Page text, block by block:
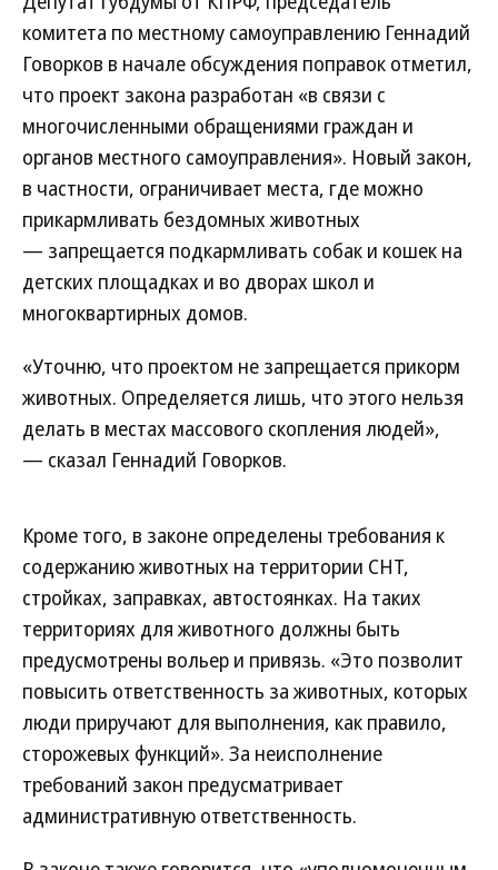
комитета по местному самоуправлению Геннадий
Говорков в начале обсуждения поправок отметил,
что проект закона разработан «в связи с
многочисленными обращениями граждан и
органов местного самоуправления». Новый закон,
в частности, ограничивает места, где можно
прикармливать бездомных животных
— запрещается подкармливать собак и кошек на
детских площадках и во дворах школ и
многоквартирных домов.
«Уточню, что проектом не запрещается прикорм
животных. Определяется лишь, что этого нельзя
делать в местах массового скопления людей»,
— сказал Геннадий Говорков.
Кроме того, в законе определены требования к
содержанию животных на территории СНТ,
стройках, заправках, автостоянках. На таких
территориях для животного должны быть
предусмотрены вольер и привязь. «Это позволит
повысить ответственность за животных, которых
люди приручают для выполнения, как правило,
сторожевых функций». За неисполнение
требований закон предусматривает
административную ответственность.